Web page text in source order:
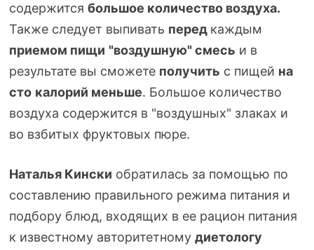
содержится большое количество воздуха.
Также следует выпивать перед каждым
приемом пищи "воздушную" смесь и в
результате вы сможете получить с пищей на
сто калорий меньше. Большое количество
воздуха содержится в "воздушных" злаках и
во взбитых фруктовых пюре.
Наталья Кински обратилась за помощью по
составлению правильного режима питания и
подбору блюд, входящих в ее рацион питания
к известному авторитетному диетологу